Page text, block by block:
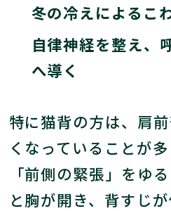
冬の冷えによるこ
自律神経を整え、
へ導く
特に猫背の方は、肩
くなっていることが
「前側の緊張」をゆ
と胸が開き、背すじ